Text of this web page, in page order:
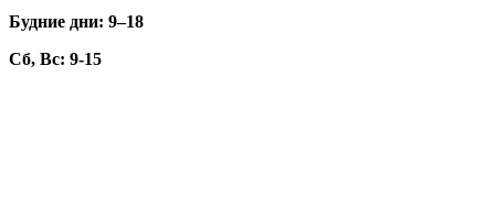
Будние дни: 9–18
Сб, Вс: 9-15